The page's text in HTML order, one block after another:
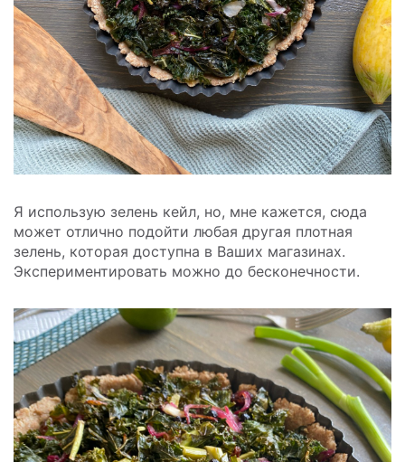
Я использую зелень кейл, но, мне кажется, сюда
может отлично подойти любая другая плотная
зелень, которая доступна в Ваших магазинах.
Экспериментировать можно до бесконечности.